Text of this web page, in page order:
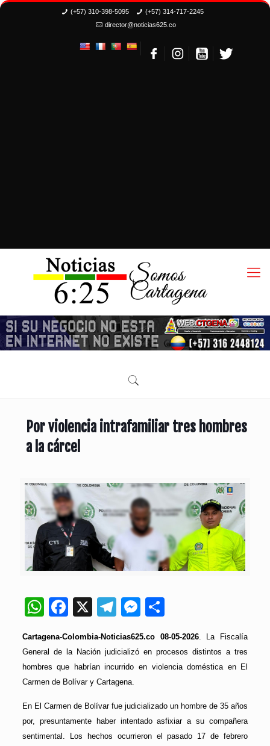
(+57) 310-398-5095
(+57) 314-717-2245
director@noticias625.co
Por violencia intrafamiliar tres hombres
a la cárcel
WhatsApp
Facebook
X Telegram
Messenger
Cartagena-Colombia-Noticias625.co 08-05-2026. La Fiscalía
General de la Nación judicializó en procesos distintos a tres
hombres que habrían incurrido en violencia doméstica en El
Carmen de Bolívar y Cartagena.
En El Carmen de Bolívar fue judicializado un hombre de 35 años
por, presuntamente haber intentado asfixiar a su compañera
sentimental. Los hechos ocurrieron el pasado 17 de febrero